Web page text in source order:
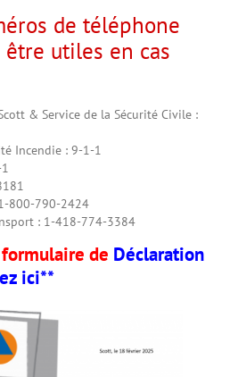
de téléphone
utiles en cas
& Service de la Sécurité Civile :
Incendie : 9-1-1
800-790-2424
: 1-418-774-3384
de Déclaration
ici**